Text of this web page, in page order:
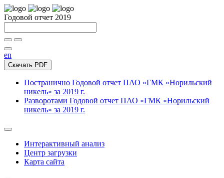
Годовой отчет 2019
en
Скачать PDF
Постранично Годовой отчет ПАО «ГМК «Норильский
никель» за 2019 г.
Разворотами Годовой отчет ПАО «ГМК «Норильский
никель» за 2019 г.
Интерактивный анализ
Центр загрузки
Карта сайта